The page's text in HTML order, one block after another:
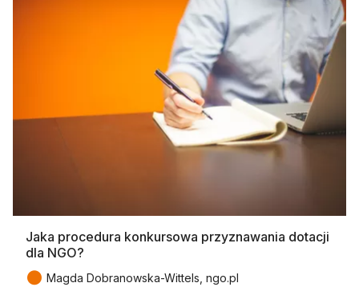
Jaka procedura konkursowa przyznawania dotacji
dla NGO?
● Magda Dobranowska-Wittels, ngo.pl